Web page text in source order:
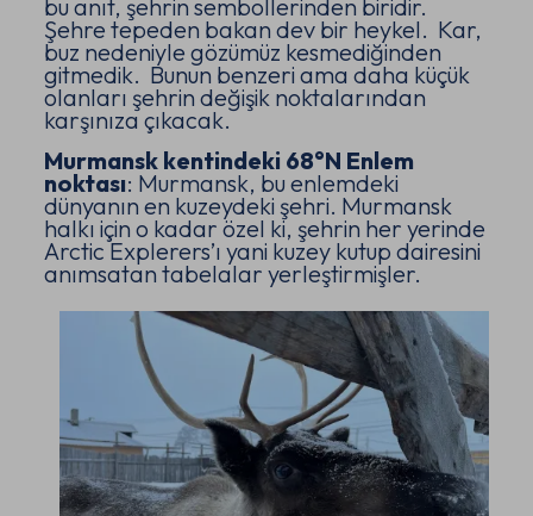
bu anıt, şehrin sembollerinden biridir.
Şehre tepeden bakan dev bir heykel. Kar,
buz nedeniyle gözümüz kesmediğinden
gitmedik. Bunun benzeri ama daha küçük
olanları şehrin değişik noktalarından
karşınıza çıkacak.
Murmansk kentindeki 68°N Enlem
noktası: Murmansk, bu enlemdeki
dünyanın en kuzeydeki şehri. Murmansk
halkı için o kadar özel ki, şehrin her yerinde
Arctic Explerers’ı yani kuzey kutup dairesini
anımsatan tabelalar yerleştirmişler.